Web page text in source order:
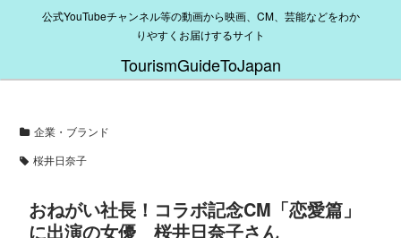
公式YouTubeチャンネル等の動画から映画、CM、芸能などをわか
りやすくお届けするサイト
TourismGuideToJapan
企業・ブランド
桜井日奈子
おねがい社長！コラボ記念CM「恋愛篇」
に出演の女優 桜井日奈子さん